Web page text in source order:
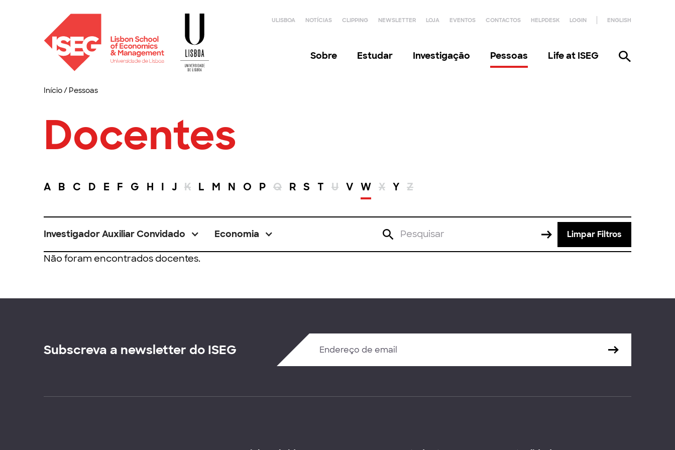
ULISBOA NOTÍCIAS CLIPPING NEWSLETTER LOJA EVENTOS CONTACTOS HELPDESK LOGIN ENGLISH
Sobre Estudar Investigação Pessoas Life at ISEG
Início/ Pessoas
Docentes
A B C D E F G H I J K L M N O P Q R S T U V W X Y Z
Investigador Auxiliar Convidado Economia Limpar Filtros
Não foram encontrados docentes.
Subscreva a newsletter do ISEG